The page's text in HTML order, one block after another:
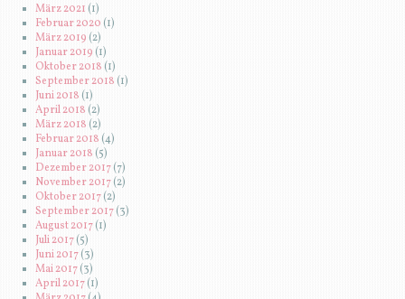
März 2021(1)
Februar 2020 (1)
März 2019 (2)
Januar 2019 (1)
Oktober 2018 (1)
September 2018 (1)
Juni 2018 (1)
April 2018 (2)
März 2018 (2)
Februar 2018(4)
Januar 2018 (5)
Dezember 2017(7)
November 2017(2)
Oktober 2017(2)
September 2017(3)
August 2017(1)
Juli 2017(5)
Juni 2017(3)
Mai 2017(3)
April 2017(1)